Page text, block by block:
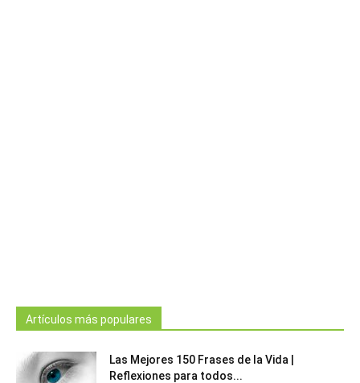
Artículos más populares
Las Mejores 150 Frases de la Vida |
Reflexiones para todos...